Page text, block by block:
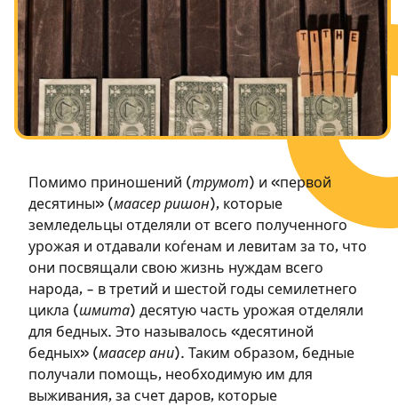
Посты в память о разрушенном Храме
Ханука
Пурим
Помимо приношений (трумот) и «первой
десятины» (маасер ришон), которые
земледельцы отделяли от всего полученного
урожая и отдавали коѓенам и левитам за то, что
они посвящали свою жизнь нуждам всего
народа, – в третий и шестой годы семилетнего
цикла (шмита) десятую часть урожая отделяли
для бедных. Это называлось «десятиной
бедных» (маасер ани). Таким образом, бедные
получали помощь, необходимую им для
выживания, за счет даров, которые